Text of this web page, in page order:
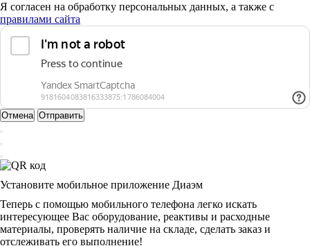
Я согласен на обработку персональных данных, а также с
правилами сайта
Отмена Отправить
Установите мобильное приложение Диаэм
Теперь с помощью мобильного телефона легко искать
интересующее Вас оборудование, реактивы и расходные
материалы, проверять наличие на складе, сделать заказ и
отслеживать его выполнение!